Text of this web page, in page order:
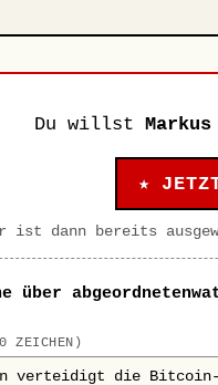
Du willst
★
ist dann bereits
über
ZEICHEN)